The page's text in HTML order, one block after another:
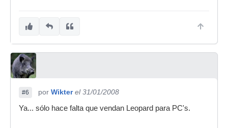
#6 por Wikter el 31/01/2008
Ya... sólo hace falta que vendan Leopard para PC's.